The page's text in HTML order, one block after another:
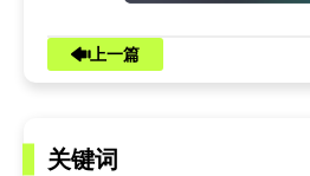
上一篇
关键词